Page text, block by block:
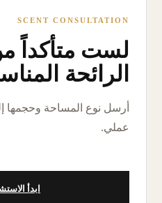
SCENT CONSULTATION
لست متأكداً
الرائحة
أرسل نوع المساحة وحجمها
عملي.
ابدأ